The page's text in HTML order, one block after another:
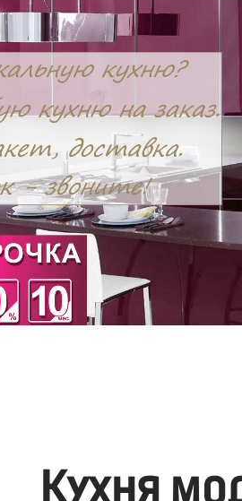
Кухня